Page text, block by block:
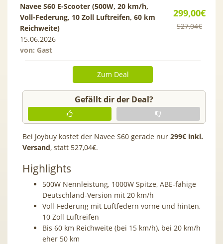
299,00€
527,04€
Navee S60 E-Scooter (500W, 20 km/h,
Voll-Federung, 10 Zoll Luftreifen, 60 km
Reichweite)
15.06.2026
von: Gast
Zum Deal
Gefällt dir der Deal?
Bei Joybuy kostet der Navee S60 gerade nur 299€ inkl.
Versand, statt 527,04€.
Highlights
500W Nennleistung, 1000W Spitze, ABE-fähige
Deutschland-Version mit 20 km/h
Voll-Federung mit Luftfedern vorne und hinten,
10 Zoll Luftreifen
Bis 60 km Reichweite (bei 15 km/h), bei 20 km/h
eher 50 km